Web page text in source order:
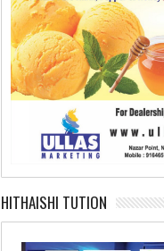
HITHAISHI TUTION